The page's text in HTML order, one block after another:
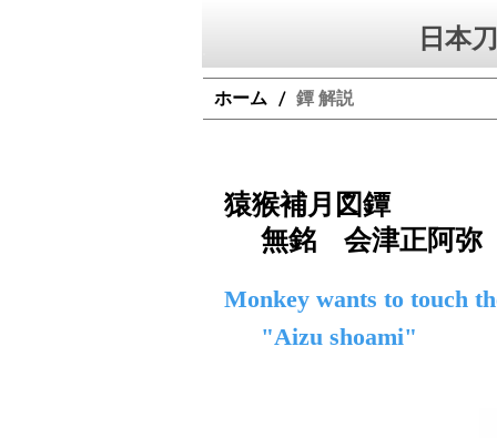
日本
ホーム / 鐔 解説
猿猴補月図鐔
無銘 会津正阿弥
Monkey wants to touch
"Aizu shoami"